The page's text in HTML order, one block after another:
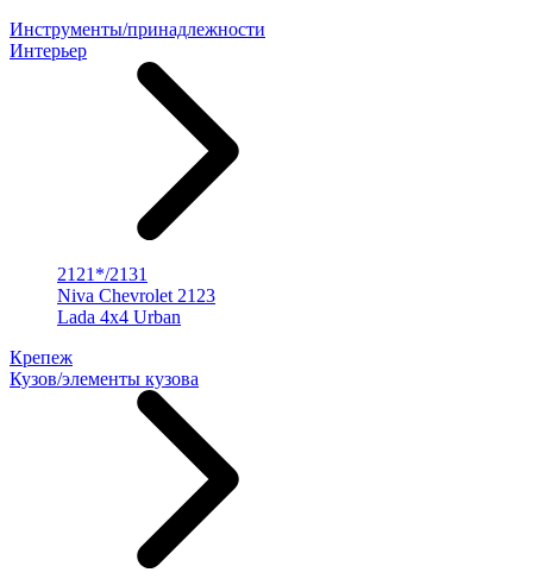
Инструменты/принадлежности
Интерьер
2121*/2131
Niva Chevrolet 2123
Lada 4x4 Urban
Крепеж
Кузов/элементы кузова